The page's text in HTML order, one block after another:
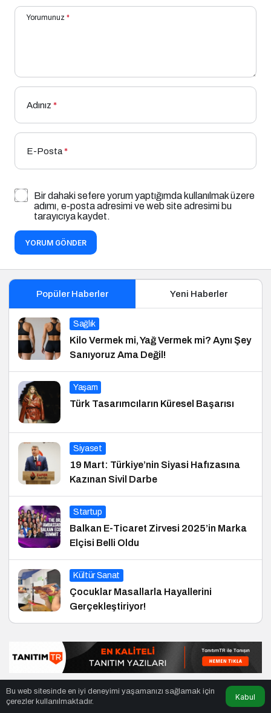
Yorumunuz *
Adınız *
E-Posta*
Bir dahaki sefere yorum yaptığımda kullanılmak üzere
adımı, e-posta adresimi ve web site adresimi bu
tarayıcıya kaydet.
YORUM GÖNDER
Popüler Haberler Yeni Haberler
Sağlık
Kilo Vermek mi, Yağ Vermek mi? Aynı Şey
Sanıyoruz Ama Değil!
Yaşam
Türk Tasarımcıların Küresel Başarısı
Siyaset
19 Mart: Türkiye’nin Siyasi Hafızasına
Kazınan Sivil Darbe
Startup
Balkan E-Ticaret Zirvesi 2025’in Marka
Elçisi Belli Oldu
Kültür Sanat
Çocuklar Masallarla Hayallerini
Gerçekleştiriyor!
Bu web sitesinde en iyi deneyimi yaşamanızı sağlamak için
çerezler kullanılmaktadır.
Kabul
en iyiler